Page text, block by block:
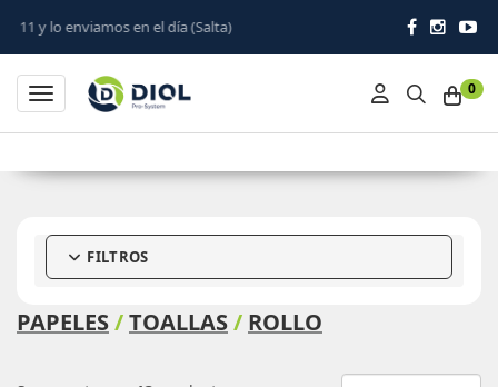
día (Salta)
0
Toggle navigation
FILTROS
PAPELES/TOALLAS/ ROLLO